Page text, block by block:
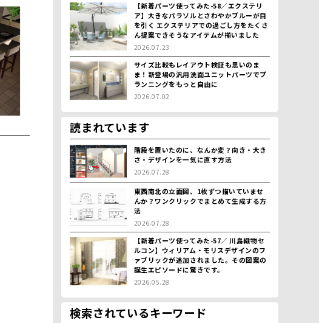
【新着パーツ使ってみた-58／エクステリ
ア】大きなパラソルとさわやかブルーが目
を引く エクステリアでの過ごし方をたくさ
ん提案できそうなアイテムが揃いました
2026.07.23
サイズ比較もレイアウト検証も思いのま
ま！新登場の汎用洗面ユニットパーツでプ
ランニングをもっと自由に
2026.07.02
読まれています
階段を置いたのに、なんか変？向き・大き
さ・デザインを一気に直す方法
2026.07.28
東西南北の立面図、1枚ずつ描いていませ
んか？ワンクリックでまとめて生成する方
法
2026.07.28
【新着パーツ使ってみた-57／ 川島織物セ
ルコン】ウィリアム・モリスデザインのフ
ァブリックが追加されました。その図案の
誕生エピソードに驚きです。
2026.05.28
検索されているキーワード